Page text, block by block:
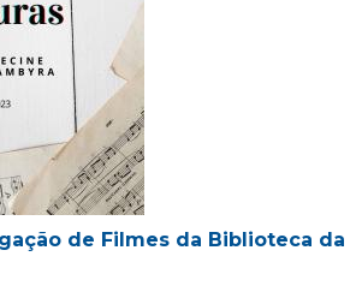
de Filmes da Biblioteca da